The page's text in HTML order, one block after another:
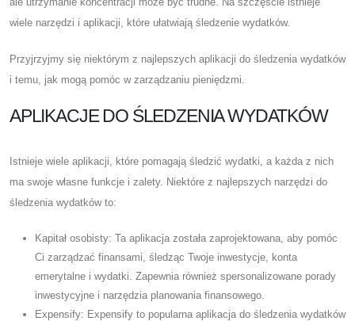
wiele narzędzi i aplikacji, które ułatwiają śledzenie wydatków.
Przyjrzyjmy się niektórym z najlepszych aplikacji do śledzenia wydatków
i temu, jak mogą pomóc w zarządzaniu pieniędzmi.
APLIKACJE DO ŚLEDZENIA WYDATKÓW
Istnieje wiele aplikacji, które pomagają śledzić wydatki, a każda z nich
ma swoje własne funkcje i zalety. Niektóre z najlepszych narzędzi do
śledzenia wydatków to:
Kapitał osobisty: Ta aplikacja została zaprojektowana, aby pomóc
Ci zarządzać finansami, śledząc Twoje inwestycje, konta
emerytalne i wydatki. Zapewnia również spersonalizowane porady
inwestycyjne i narzędzia planowania finansowego.
Expensify: Expensify to popularna aplikacja do śledzenia wydatków